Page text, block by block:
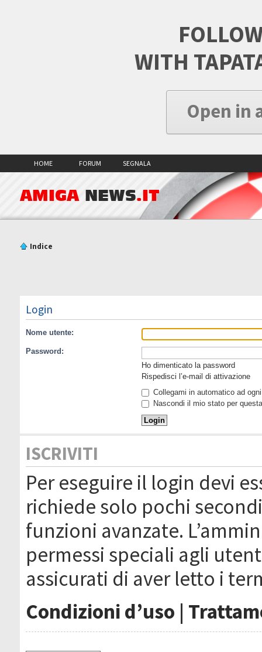
WITH
Open in
HOME FORUM SEGNALA
AMIGA NEWS.IT
Indice
Login
Nome utente:
Password:
Ho dimenticato la password
Rispedisci l’e-mail di attivazione
Collegami in automatico ad
Nascondi il mio stato per
ISCRIVITI
Per eseguire il login devi
richiede solo pochi
funzioni avanzate.
permessi speciali agli
assicurati di aver letto i
Condizioni d’uso |